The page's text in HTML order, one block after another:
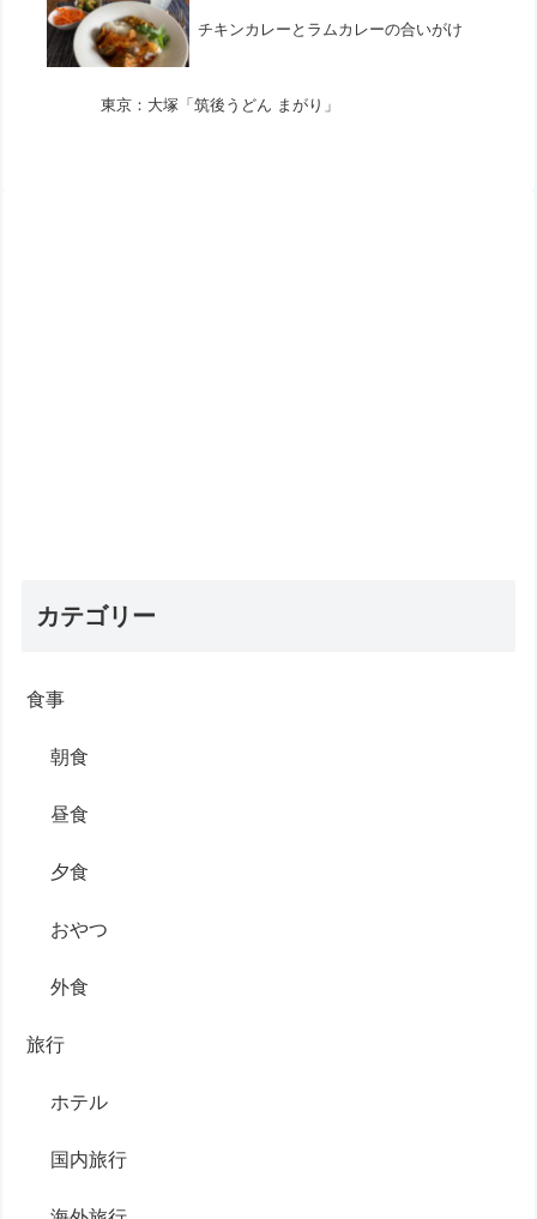
チキンカレーとラムカレーの合いがけ
東京：大塚「筑後うどん まがり」
カテゴリー
食事
朝食
昼食
夕食
おやつ
外食
旅行
ホテル
国内旅行